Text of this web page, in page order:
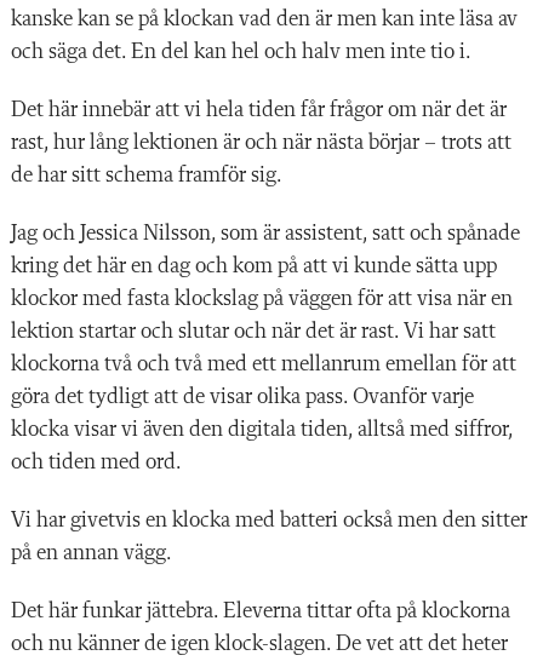
kanske kan se på klockan vad den är men kan inte läsa av
och säga det. En del kan hel och halv men inte tio i.
Det här innebär att vi hela tiden får frågor om när det är
rast, hur lång lektionen är och när nästa börjar – trots att
de har sitt schema framför sig.
Jag och Jessica Nilsson, som är assistent, satt och spånade
kring det här en dag och kom på att vi kunde sätta upp
klockor med fasta klockslag på väggen för att visa när en
lektion startar och slutar och när det är rast. Vi har satt
klockorna två och två med ett mellanrum emellan för att
göra det tydligt att de visar olika pass. Ovanför varje
klocka visar vi även den digitala tiden, alltså med siffror,
och tiden med ord.
Vi har givetvis en klocka med batteri också men den sitter
på en annan vägg.
Det här funkar jättebra. Eleverna tittar ofta på klockorna
och nu känner de igen klock-slagen. De vet att det heter